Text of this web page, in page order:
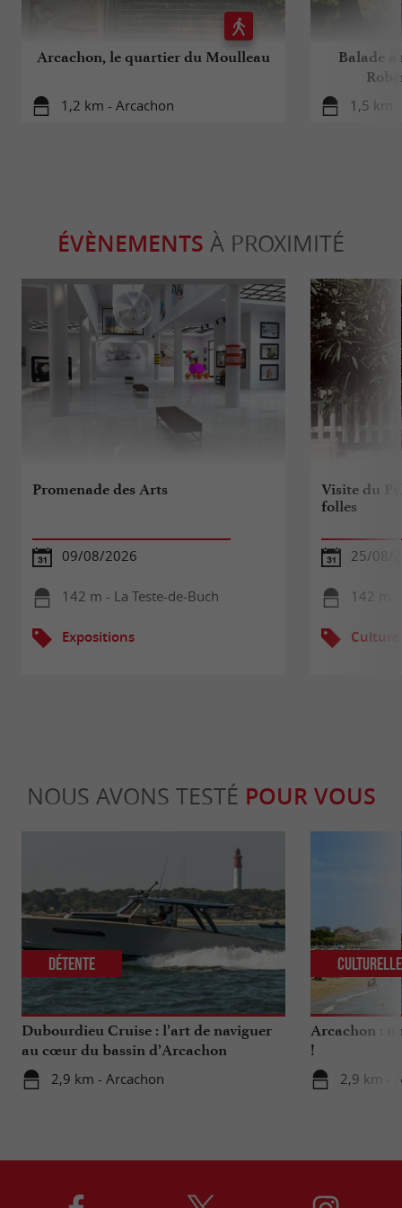
Arcachon, le quartier du Moulleau
1,2 km - Arcachon
Balade à
1,5 km
ÉVÈNEMENTS À PROXIMITÉ
Promenade des Arts
09/08/2026
142 m - La Teste-de-Buch
Expositions
Visite du
folles
25/08/
142 m -
Culture
NOUS AVONS TESTÉ POUR VOUS
Dubourdieu Cruise : l’art de naviguer
au cœur du bassin d’Arcachon
2,9 km - Arcachon
Détente
Arcachon :
!
2,9 km -
Culturelle